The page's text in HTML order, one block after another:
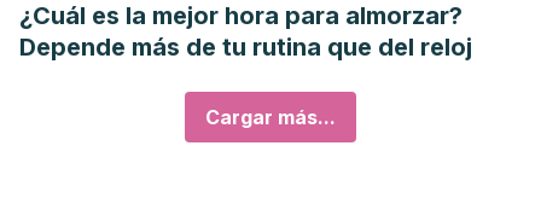
¿Cuál es la mejor hora para almorzar?
Depende más de tu rutina que del reloj
Cargar más...